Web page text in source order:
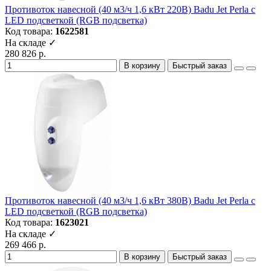
Противоток навесной (40 м3/ч 1,6 кВт 220B) Badu Jet Perla с
LED подсветкой (RGB подсветка)
Код товара: 1622581
На складе ✓
280 826 р.
В корзину Быстрый заказ
Противоток навесной (40 м3/ч 1,6 кВт 380B) Badu Jet Perla с
LED подсветкой (RGB подсветка)
Код товара: 1623021
На складе ✓
269 466 р.
В корзину Быстрый заказ